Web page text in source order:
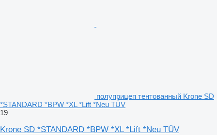
полуприцеп тентованный Krone SD
*STANDARD *BPW *XL *Lift *Neu TÜV
19
Krone SD *STANDARD *BPW *XL *Lift *Neu TÜV